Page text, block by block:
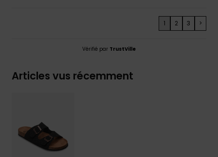
1 2 3 >
Vérifié par TrustVille
Articles vus récemment